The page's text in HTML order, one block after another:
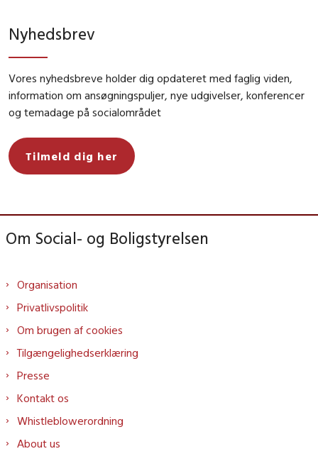
Nyhedsbrev
Vores nyhedsbreve holder dig opdateret med faglig viden,
information om ansøgningspuljer, nye udgivelser, konferencer
og temadage på socialområdet
Tilmeld dig her
Om Social- og Boligstyrelsen
Organisation
Privatlivspolitik
Om brugen af cookies
Tilgængelighedserklæring
Presse
Kontakt os
Whistleblowerordning
About us